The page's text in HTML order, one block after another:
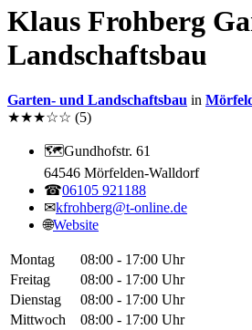
Klaus Frohberg
Landschaftsbau
Garten- und Landschaftsbau in
★★★☆☆ (5)
🗺Gundhofstr. 61
64546 Mörfelden-Walldorf
☎06105 921188
✉kfrohberg@t-online.de
🌐Website
Montag
08:00 - 17:00 Uhr
Freitag
08:00 - 17:00 Uhr
Dienstag
08:00 - 17:00 Uhr
Mittwoch
08:00 - 17:00 Uhr